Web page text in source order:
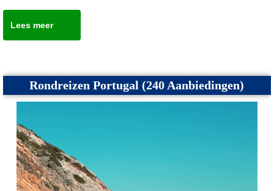
Lees meer
Rondreizen Portugal (240 Aanbiedingen)